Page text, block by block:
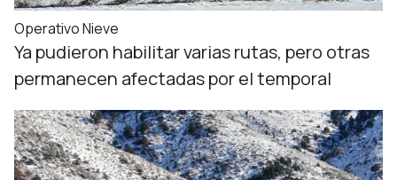
Operativo Nieve
Ya pudieron habilitar varias rutas, pero otras
permanecen afectadas por el temporal